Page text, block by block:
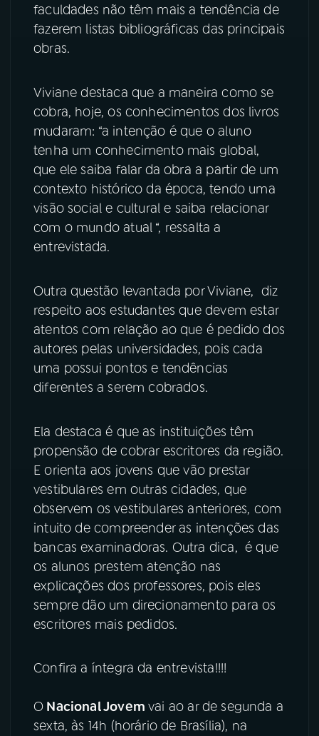
faculdades não têm mais a tendência de
fazerem listas bibliográficas das principais
obras.
Viviane destaca que a maneira como se
cobra, hoje, os conhecimentos dos livros
mudaram: “a intenção é que o aluno
tenha um conhecimento mais global,
que ele saiba falar da obra a partir de um
contexto histórico da época, tendo uma
visão social e cultural e saiba relacionar
com o mundo atual “, ressalta a
entrevistada.
Outra questão levantada por Viviane, diz
respeito aos estudantes que devem estar
atentos com relação ao que é pedido dos
autores pelas universidades, pois cada
uma possui pontos e tendências
diferentes a serem cobrados.
Ela destaca é que as instituições têm
propensão de cobrar escritores da região.
E orienta aos jovens que vão prestar
vestibulares em outras cidades, que
observem os vestibulares anteriores, com
intuito de compreender as intenções das
bancas examinadoras. Outra dica, é que
os alunos prestem atenção nas
explicações dos professores, pois eles
sempre dão um direcionamento para os
escritores mais pedidos.
Confira a íntegra da entrevista!!!!
O Nacional Jovemvai ao ar de segunda a
sexta, às 14h (horário de Brasília), na